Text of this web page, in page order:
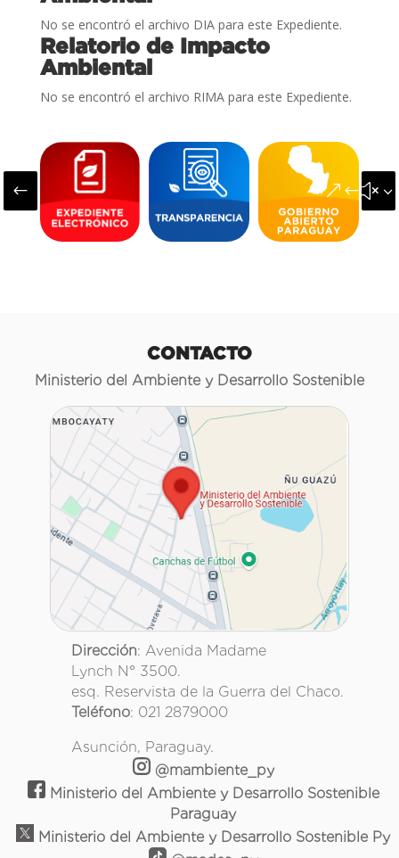
No se encontró el archivo DIA para este Expediente.
Relatorio de Impacto
Ambiental
No se encontró el archivo RIMA para este Expediente.
#
CONTACTO
Ministerio del Ambiente y Desarrollo Sostenible
Dirección: Avenida Madame
Lynch N° 3500.
esq. Reservista de la Guerra del Chaco.
Teléfono: 021 2879000
Asunción, Paraguay.
@mambiente_py
Ministerio del Ambiente y Desarrollo Sostenible
Paraguay
Ministerio del Ambiente y Desarrollo Sostenible Py